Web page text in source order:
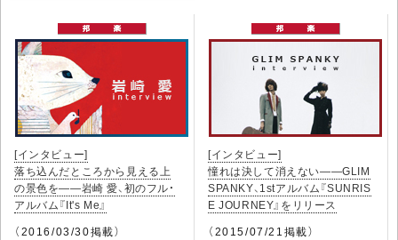
[インタビュー]
落ち込んだところから見える上
の景色を――岩崎 愛、初のフル・
アルバム『It's Me』
（2016/03/30掲載）
[インタビュー]
憧れは決して消えない――GLIM
SPANKY、1stアルバム『SUNRIS
E JOURNEY』をリリース
（2015/07/21掲載）